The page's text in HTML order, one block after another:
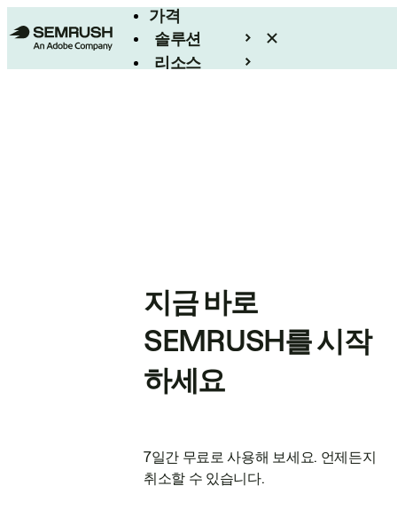
가격
솔루션
리소스
지금 바로
SEMRUSH를 시작
하세요
7일간 무료로 사용해 보세요. 언제든지
취소할 수 있습니다.